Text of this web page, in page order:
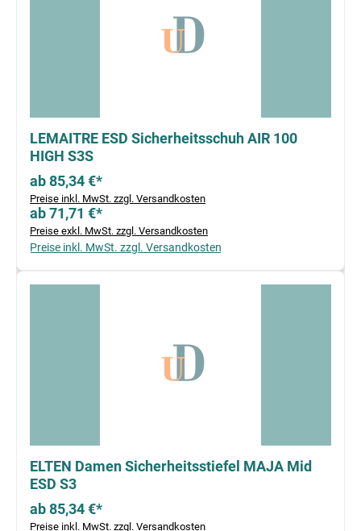
LEMAITRE ESD Sicherheitsschuh AIR 100
HIGH S3S
ab 85,34 €*
Preise inkl. MwSt. zzgl. Versandkosten
ab 71,71 €*
Preise exkl. MwSt. zzgl. Versandkosten
Preise inkl. MwSt. zzgl. Versandkosten
ELTEN Damen Sicherheitsstiefel MAJA Mid
ESD S3
ab 85,34 €*
Preise inkl. MwSt. zzgl. Versandkosten